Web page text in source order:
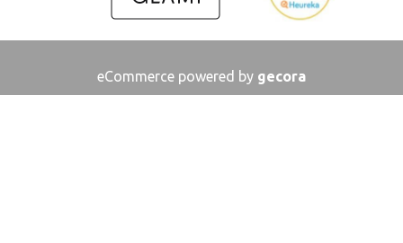
eCommerce powered by gecora